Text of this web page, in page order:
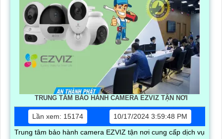
TRUNG TÂM BẢO HÀNH CAMERA EZVIZ TẬN NƠI
Lần xem: 15174
10/17/2024 3:59:48 PM
Trung tâm bảo hành camera EZVIZ tận nơi cung cấp dịch vụ